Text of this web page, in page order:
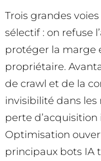
Trois grandes
sélectif : on refuse
protéger la marge
propriétaire.
de crawl et de la
invisibilité dans
perte d’acquisition
Optimisation
principaux bots IA